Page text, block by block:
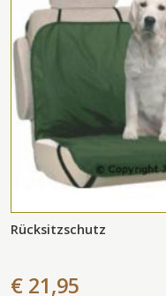
Rücksitzschutz
€ 21,95